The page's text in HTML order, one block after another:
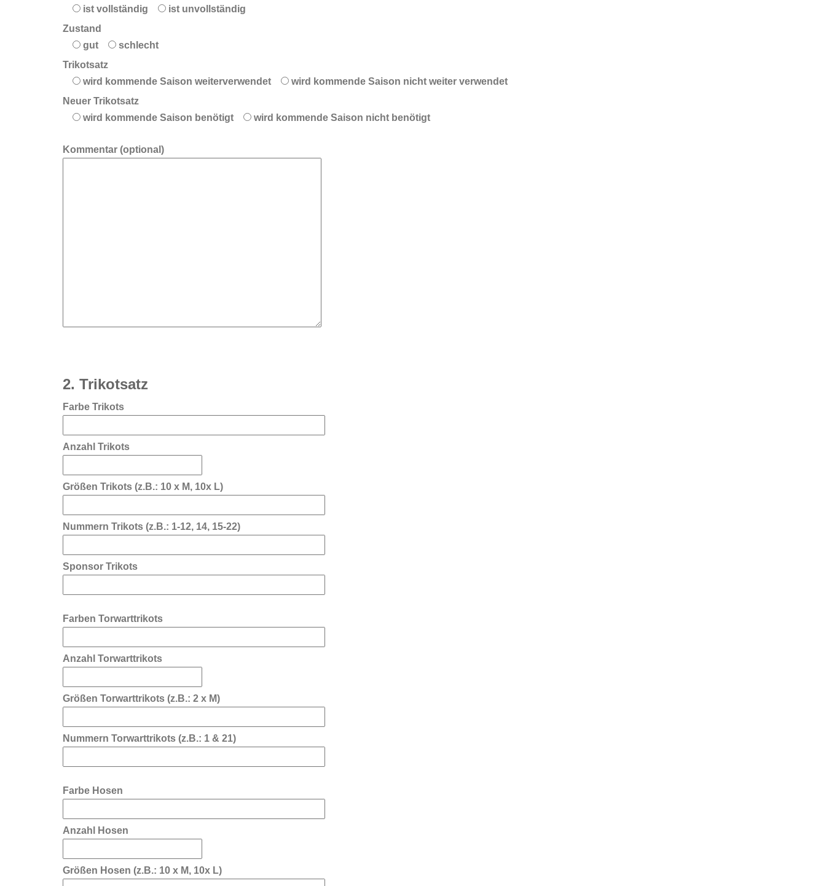
ist vollständig
ist unvollständig
Zustand
gut
schlecht
Trikotsatz
wird kommende Saison weiterverwendet
wird kommende Saison nicht weiter verwendet
Neuer Trikotsatz
wird kommende Saison benötigt
wird kommende Saison nicht benötigt
Kommentar (optional)
2. Trikotsatz
Farbe Trikots
Anzahl Trikots
Größen Trikots (z.B.: 10 x M, 10x L)
Nummern Trikots (z.B.: 1-12, 14, 15-22)
Sponsor Trikots
Farben Torwarttrikots
Anzahl Torwarttrikots
Größen Torwarttrikots (z.B.: 2 x M)
Nummern Torwarttrikots (z.B.: 1 & 21)
Farbe Hosen
Anzahl Hosen
Größen Hosen (z.B.: 10 x M, 10x L)